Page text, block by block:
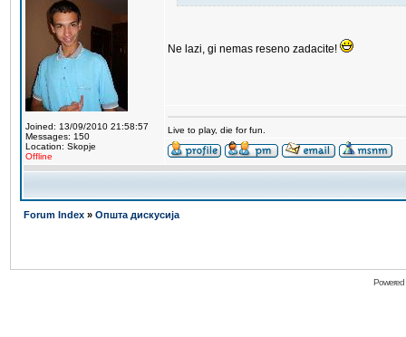
Joined: 13/09/2010 21:58:57
Messages: 150
Location: Skopje
Offline
Ne lazi, gi nemas reseno zadacite!
Live to play, die for fun.
Forum Index » Општа дискусија